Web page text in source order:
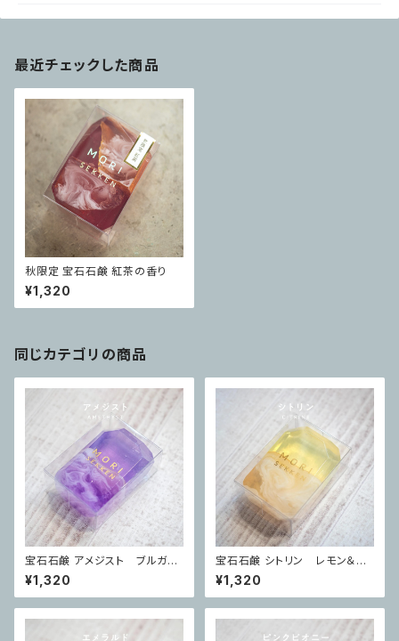
最近チェックした商品
秋限定 宝石石鹸 紅茶の香り
¥1,320
同じカテゴリの商品
宝石石鹸 アメジスト ブルガリ
ア産真正ラベンダー精油の香り
¥1,320
宝石石鹸 シトリン レモン＆オ
レンジスイートの香り
¥1,320